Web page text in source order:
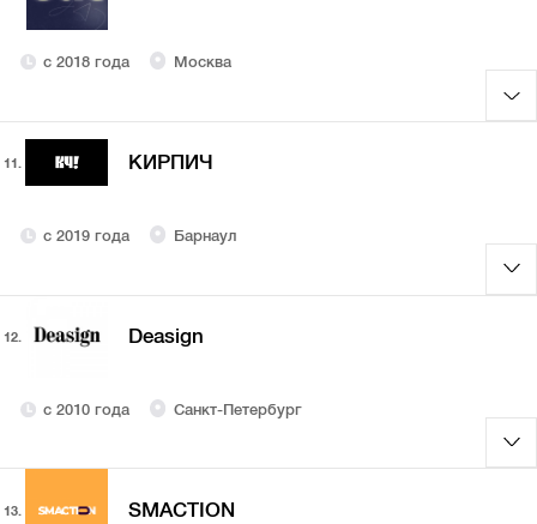
с 2018 года Москва
11. КИРПИЧ
с 2019 года Барнаул
12. Deasign
с 2010 года Санкт-Петербург
13. SMACTION